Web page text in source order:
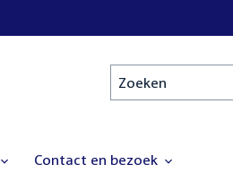
Zoeken
Contact en bezoek